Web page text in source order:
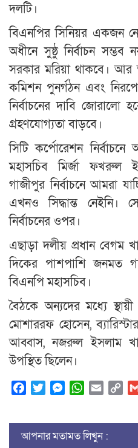
দলটি।
বিএনপির সিনিয়র একজন
অধীনে সুষ্ঠু নির্বাচন সম্ভব
সরকার মরিয়া থাকবে। আর
কমিশন পুনর্গঠন এবং
নির্বাচনের দাবি জোরালো
গ্রহণযোগ্যতা বাড়বে।
সিটি কর্পোরেশন
মহাসচিব মির্জা ফখরুল
গাজীপুর নির্বাচনে আমরা
এখনও সিদ্ধান্ত নেইনি।
নির্বাচনের ওপর।
এছাড়া দলীয় প্রধান বেগম
দিকের পাশপাশি জনমত
বিএনপি মহাসচিব।
বৈঠকে অন্যদের মধ্যে
মোশাররফ হোসেন,
আব্বাস, নজরুল ইসলাম
উপস্থিত ছিলেন।
FacebookTwitterMessenger
WhatsApp
Email
আপনার মতামত লিখুন :